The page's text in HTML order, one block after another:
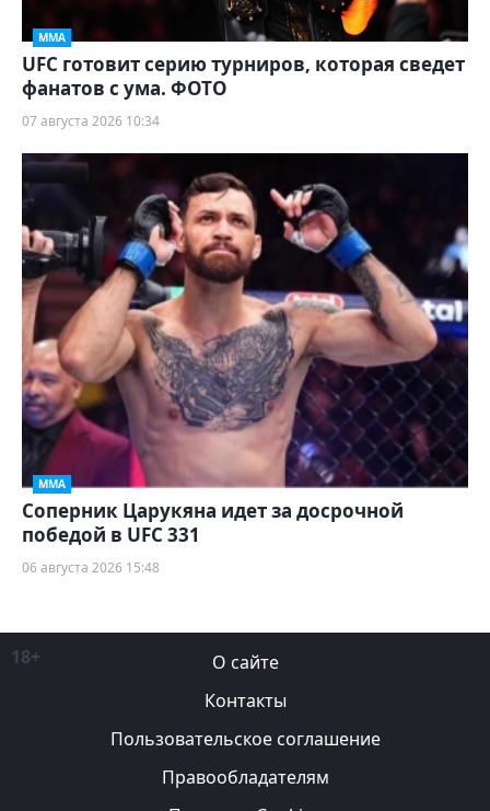
ММА
UFC готовит серию турниров, которая сведет
фанатов с ума. ФОТО
07 августа 2026 10:34
ММА
Соперник Царукяна идет за досрочной
победой в UFC 331
06 августа 2026 15:48
18+
О сайте
Контакты
Пользовательское соглашение
Правообладателям